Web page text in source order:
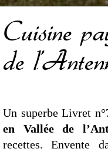
Cuisine
de
Un superbe Livret
en Vallée de
recettes. Envente